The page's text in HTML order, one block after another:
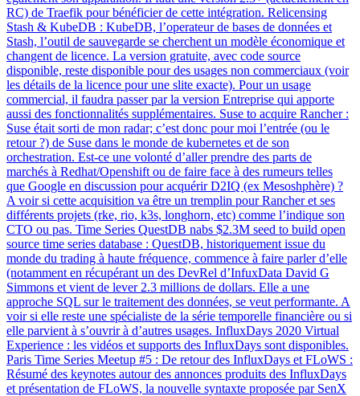
RC) de Traefik pour bénéficier de cette intégration. Relicensing
Stash & KubeDB : KubeDB, l’operateur de bases de données et
Stash, l’outil de sauvegarde se cherchent un modèle économique et
changent de licence. La version gratuite, avec code source
disponible, reste disponible pour des usages non commerciaux (voir
les détails de la licence pour une slite exacte). Pour un usage
commercial, il faudra passer par la version Entreprise qui apporte
aussi des fonctionnalités supplémentaires. Suse to acquire Rancher :
Suse était sorti de mon radar; c’est donc pour moi l’entrée (ou le
retour ?) de Suse dans le monde de kubernetes et de son
orchestration. Est-ce une volonté d’aller prendre des parts de
marchés à Redhat/Openshift ou de faire face à des rumeurs telles
que Google en discussion pour acquérir D2IQ (ex Mesoshphère) ?
A voir si cette acquisition va être un tremplin pour Rancher et ses
différents projets (rke, rio, k3s, longhorn, etc) comme l’indique son
CTO ou pas. Time Series QuestDB nabs $2.3M seed to build open
source time series database : QuestDB, historiquement issue du
monde du trading à haute fréquence, commence à faire parler d’elle
(notamment en récupérant un des DevRel d’InfuxData David G
Simmons et vient de lever 2.3 millions de dollars. Elle a une
approche SQL sur le traitement des données, se veut performante. A
voir si elle reste une spécialiste de la série temporelle financière ou si
elle parvient à s’ouvrir à d’autres usages. InfluxDays 2020 Virtual
Experience : les vidéos et supports des InfluxDays sont disponibles.
Paris Time Series Meetup #5 : De retour des InfluxDays et FLoWS :
Résumé des keynotes autour des annonces produits des InfluxDays
et présentation de FLoWS, la nouvelle syntaxte proposée par SenX